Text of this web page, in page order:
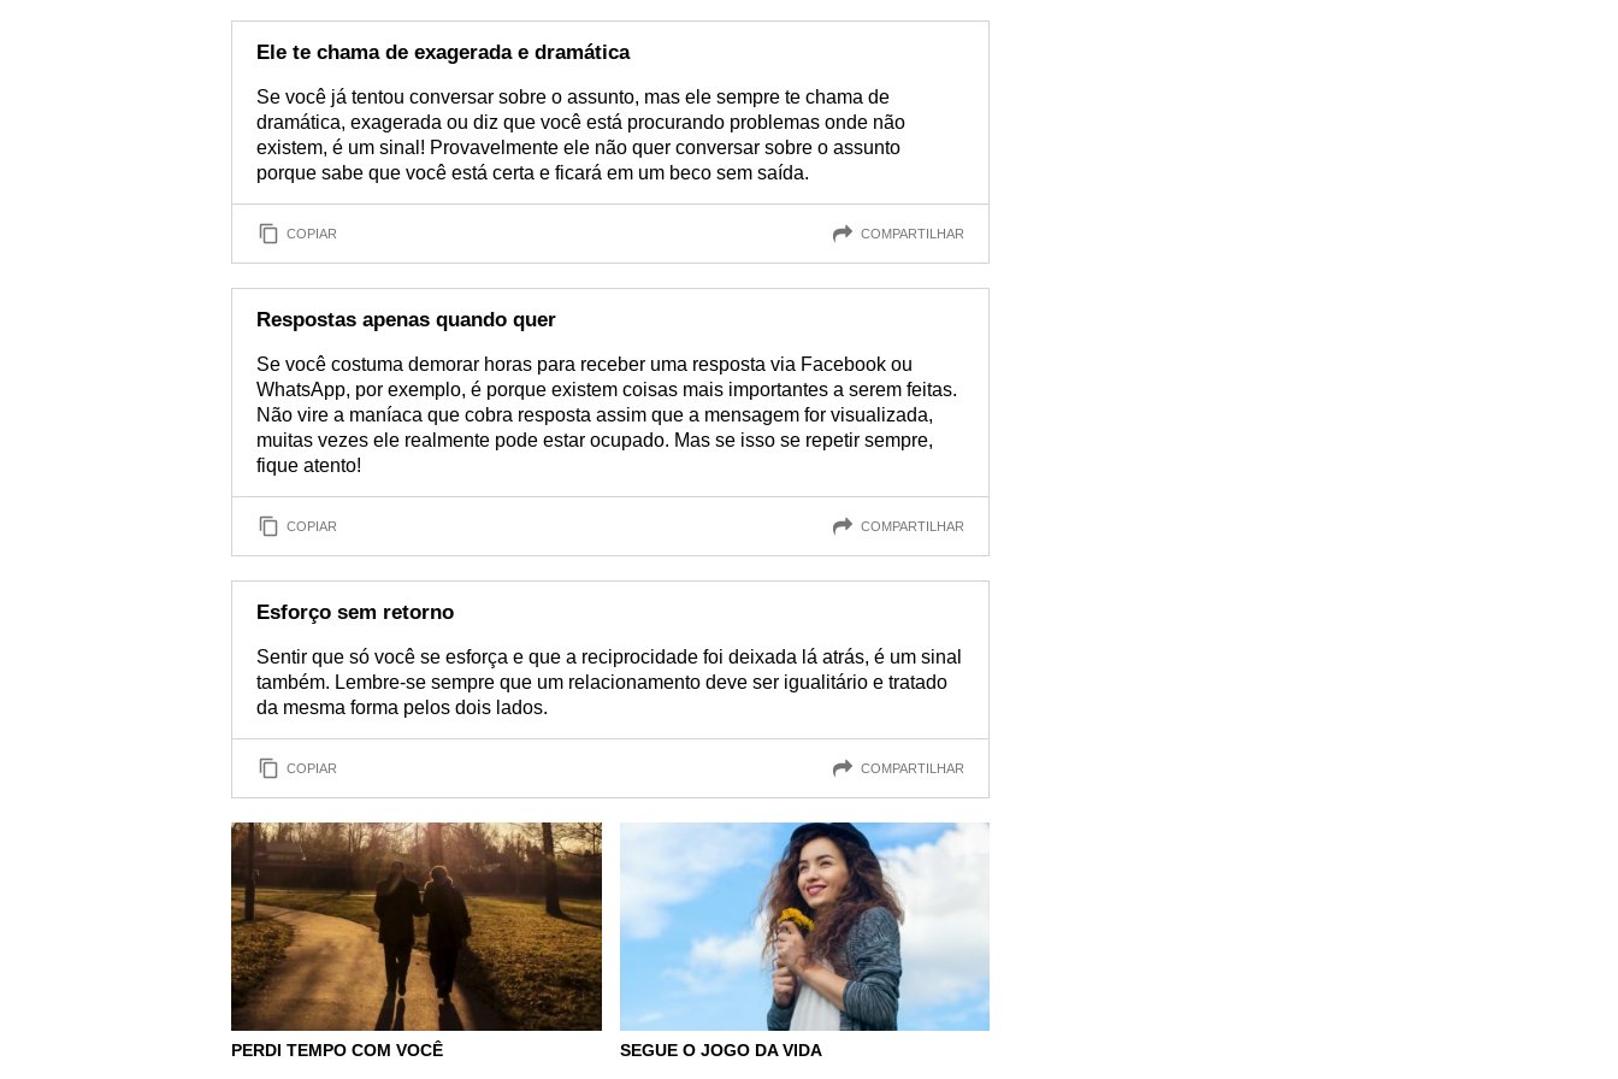
Ele te chama de exagerada e dramática
Se você já tentou conversar sobre o assunto, mas ele sempre te chama de
dramática, exagerada ou diz que você está procurando problemas onde não
existem, é um sinal! Provavelmente ele não quer conversar sobre o assunto
porque sabe que você está certa e ficará em um beco sem saída.
COPIAR COMPARTILHAR
Respostas apenas quando quer
Se você costuma demorar horas para receber uma resposta via Facebook ou
WhatsApp, por exemplo, é porque existem coisas mais importantes a serem feitas.
Não vire a maníaca que cobra resposta assim que a mensagem for visualizada,
muitas vezes ele realmente pode estar ocupado. Mas se isso se repetir sempre,
fique atento!
COPIAR COMPARTILHAR
Esforço sem retorno
Sentir que só você se esforça e que a reciprocidade foi deixada lá atrás, é um sinal
também. Lembre-se sempre que um relacionamento deve ser igualitário e tratado
da mesma forma pelos dois lados.
COPIAR COMPARTILHAR
PERDI TEMPO COM VOCÊ SEGUE O JOGO DA VIDA